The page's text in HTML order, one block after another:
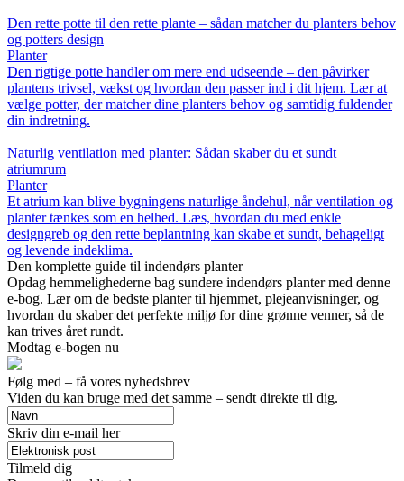
Den rette potte til den rette plante – sådan matcher du planters behov
og potters design
Planter
Den rigtige potte handler om mere end udseende – den påvirker
plantens trivsel, vækst og hvordan den passer ind i dit hjem. Lær at
vælge potter, der matcher dine planters behov og samtidig fuldender
din indretning.
Naturlig ventilation med planter: Sådan skaber du et sundt
atriumrum
Planter
Et atrium kan blive bygningens naturlige åndehul, når ventilation og
planter tænkes som en helhed. Læs, hvordan du med enkle
designgreb og den rette beplantning kan skabe et sundt, behageligt
og levende indeklima.
Den komplette guide til indendørs planter
Opdag hemmelighederne bag sundere indendørs planter med denne
e-bog. Lær om de bedste planter til hjemmet, plejeanvisninger, og
hvordan du skaber det perfekte miljø for dine grønne venner, så de
kan trives året rundt.
Modtag e-bogen nu
Følg med – få vores nyhedsbrev
Viden du kan bruge med det samme – sendt direkte til dig.
Skriv din e-mail her
Tilmeld dig